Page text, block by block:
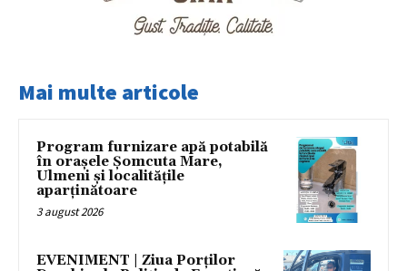
Mai multe articole
Program furnizare apă potabilă
în orașele Șomcuta Mare,
Ulmeni și localitățile
aparținătoare
3 august 2026
EVENIMENT | Ziua Porților